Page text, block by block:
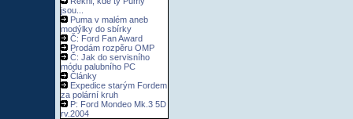
jsou...
Puma v malém aneb
modýlky do sbírky
Č: Ford Fan Award
Prodám rozpěru OMP
Č: Jak do servisního
módu palubního PC
Články
Expedice starým Fordem
za polární kruh
P: Ford Mondeo Mk.3 5D
rv.2004